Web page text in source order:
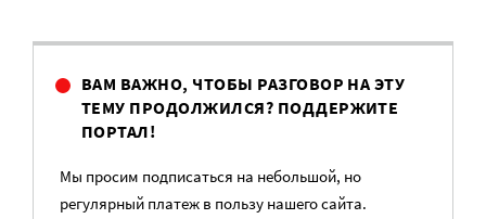
ВАМ ВАЖНО, ЧТОБЫ РАЗГОВОР НА ЭТУ
ТЕМУ ПРОДОЛЖИЛСЯ? ПОДДЕРЖИТЕ
ПОРТАЛ!
Мы просим подписаться на небольшой, но
регулярный платеж в пользу нашего сайта.